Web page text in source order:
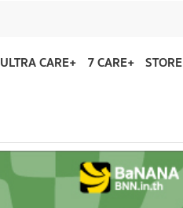
ULTRA CARE+ 7 CARE+ STORE